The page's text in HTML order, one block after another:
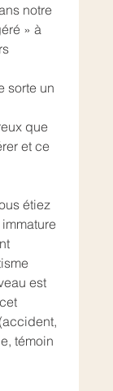
notre
» à
sorte un
que
et ce
étiez
est
témoin